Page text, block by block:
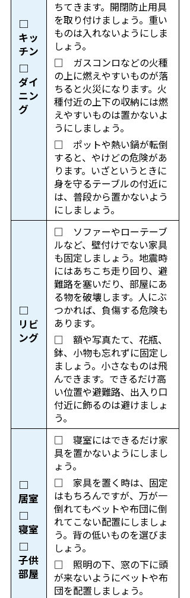
□
キッ
チン
□
ダイ
ニン
グ
ちてきます。開閉防止用具
を取り付けましょう。重い
ものは入れないようにしま
しょう。
□ ガスコンロなどの火種
の上に燃えやすいものが落
ちると火災になります。火
種付近の上下の収納には燃
えやすいものは置かないよ
うにしましょう。
□ ポットや熱い鍋が転倒
すると、やけどの危険があ
ります。いざというときに
身を守るテーブルの付近に
は、普段から置かないよう
にしましょう。
□
リビ
ング
□ ソファーやローテーブ
ルなど、壁付けでない家具
も固定しましょう。地震時
にはあちこち走り回り、避
難路を塞いだり、部屋にあ
る物を破壊します。人にぶ
つかれば、負傷する危険も
あります。
□ 額や写真たて、花瓶、
鉢、小物も忘れずに固定し
ましょう。小さなものは飛
んできます。できるだけ高
い位置や避難路、出入り口
付近に飾るのは避けましょ
う。
□
居室
□
寝室
□
子供
部屋
□ 寝室にはできるだけ家
具を置かないようにしまし
ょう。
□ 家具を置く時は、固定
はもちろんですが、万が一
倒れてもベットや布団に倒
れてこない配置にしましょ
う。背の低いものを選びま
しょう。
□ 照明の下、窓の下に頭
が来ないようにベットや布
団を配置しましょう。